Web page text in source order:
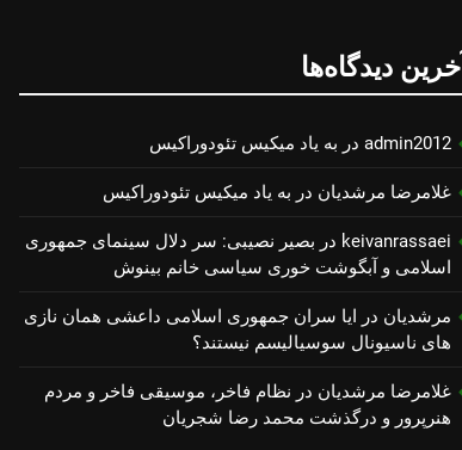
آخرین دیدگاه‌ها
admin2012 در به یاد میكیس تئودوراكیس
غلامرضا مرشدیان در به یاد میكیس تئودوراكیس
keivanrassaei در بصیر نصیبی: سر دلال سینمای جمهوری
اسلامی و آبگوشت خوری سیاسی خانم بینوش
مرشدیان در ایا سران جمهوری اسلامی داعشی همان نازی
های ناسیونال سوسیالیسم نیستند؟
غلامرضا مرشدیان در نظام فاخر، موسیقی فاخر و مردم
هنرپرور و درگذشت محمد رضا شجریان